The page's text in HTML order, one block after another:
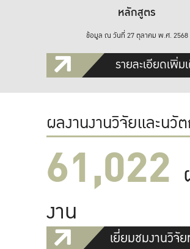
หลักสูตร
ข้อมูล ณ วันที่ 27 ตุลาคม พ.ศ. 2568
รายละเอียดเพิ่ม
ผลงานงานวิจัยและนวั
61,022
งาน
เยี่ยมชมงานวิจั